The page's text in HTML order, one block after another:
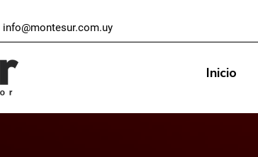
info@montesur.com.uy
Inicio